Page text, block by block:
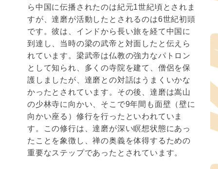
ら中国に伝播されたのは紀元1世紀頃とされま
すが、達磨が活動したとされるのは6世紀初頭
です。彼は、インドから長い旅を経て中国に
到達し、当時の梁の武帝と対面したと伝えら
れています。梁武帝は仏教の強力なパトロン
として知られ、多くの寺院を建て、僧侶を保
護しましたが、達磨との対話はうまくいかな
かったとされています。その後、達磨は嵩山
の少林寺に向かい、そこで9年間も面壁（壁に
向かい座る）修行を行ったといわれていま
す。この修行は、達磨が深い瞑想状態にあっ
たことを象徴し、禅の奥義を体得するための
重要なステップであったとされています。